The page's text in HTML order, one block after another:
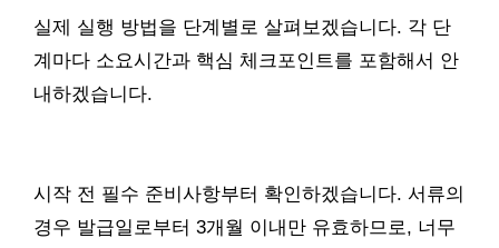
실제 실행 방법을 단계별로 살펴보겠습니다. 각 단
계마다 소요시간과 핵심 체크포인트를 포함해서 안
내하겠습니다.
시작 전 필수 준비사항부터 확인하겠습니다. 서류의
경우 발급일로부터 3개월 이내만 유효하므로, 너무